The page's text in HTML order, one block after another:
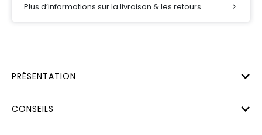
Plus d’informations sur la livraison & les retours
PRÉSENTATION
CONSEILS